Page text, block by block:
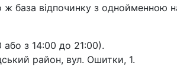
база відпочинку з однойменною
або з 14:00 до 21:00).
район, вул. Ошитки, 1.